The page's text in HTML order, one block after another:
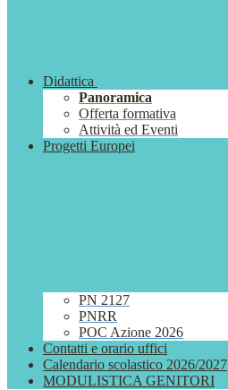
Didattica
Panoramica
Offerta formativa
Attività ed Eventi
Progetti Europei
PN 2127
PNRR
POC Azione 2026
Contatti e orario uffici
Calendario scolastico 2026/2027
MODULISTICA GENITORI